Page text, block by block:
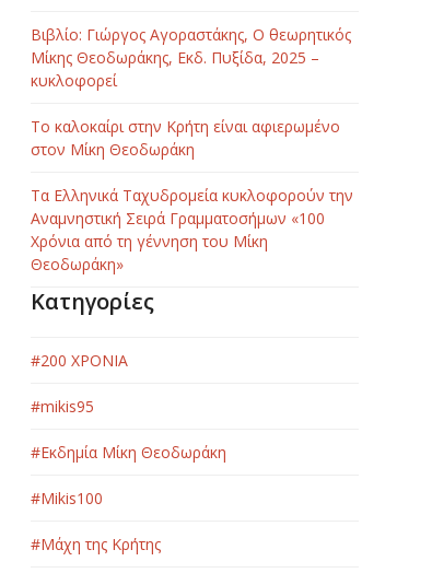
Βιβλίο: Γιώργος Αγοραστάκης, Ο θεωρητικός
Μίκης Θεοδωράκης, Εκδ. Πυξίδα, 2025 –
κυκλοφορεί
Το καλοκαίρι στην Κρήτη είναι αφιερωμένο
στον Μίκη Θεοδωράκη
Τα Ελληνικά Ταχυδρομεία κυκλοφορούν την
Αναμνηστική Σειρά Γραμματοσήμων «100
Χρόνια από τη γέννηση του Μίκη
Θεοδωράκη»
Κατηγορίες
#200 ΧΡΟΝΙΑ
#mikis95
#Εκδημία Μίκη Θεοδωράκη
#Μikis100
#Μάχη της Κρήτης